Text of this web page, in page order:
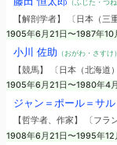
（ふじた・つね
【解剖学者】 〔日本（三
1905年6月21日〜1987年10
小川 佐助 （おがわ・さすけ）
【競馬】 〔日本（北海道）
1905年6月21日〜1980年4
ジャン＝ポール＝サ
【哲学者、作家】 〔フラ
1908年6月21日〜1995年12